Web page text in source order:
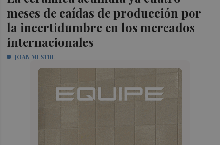
meses de caídas de producción por
la incertidumbre en los mercados
internacionales
JOAN MESTRE